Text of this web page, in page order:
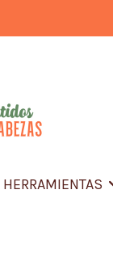
HERRAMIENTAS